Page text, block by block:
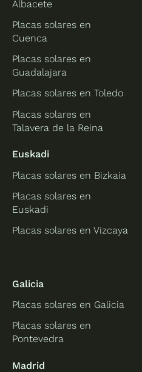
Albacete
Placas solares en
Cuenca
Placas solares en
Guadalajara
Placas solares en Toledo
Placas solares en
Talavera de la Reina
Euskadi
Placas solares en Bizkaia
Placas solares en
Euskadi
Placas solares en Vizcaya
Galicia
Placas solares en Galicia
Placas solares en
Pontevedra
Madrid